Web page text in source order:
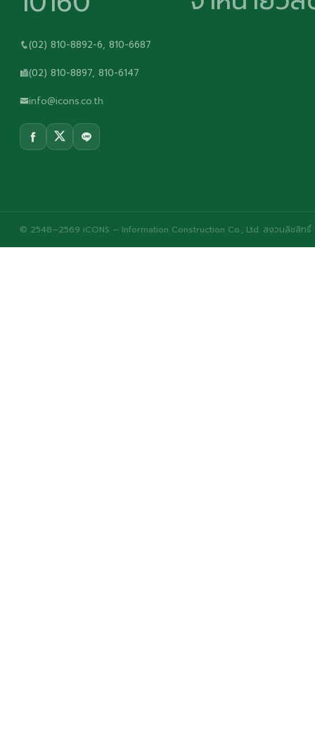
(02) 810-8892-6, 810-6687
(02) 810-8897, 810-6147
info@icons.co.th
© 2548–2569 iCONS – Information Construction Co., Ltd. สงวนลิขสิทธิ์